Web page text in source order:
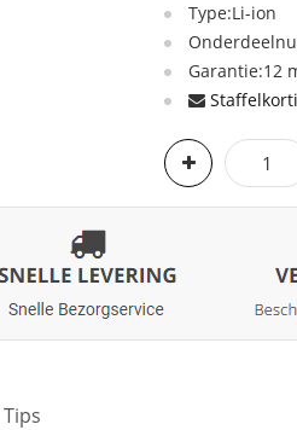
Type:Li-ion
Garantie:12